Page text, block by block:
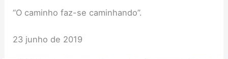
“O caminho faz-se caminhando”.
23 junho de 2019